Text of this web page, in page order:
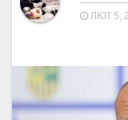
ЛЮТ 5,